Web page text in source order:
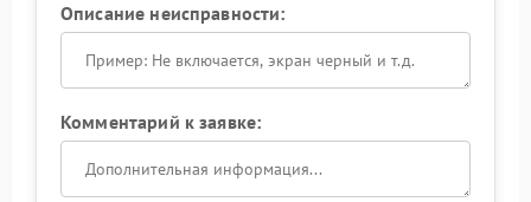
Описание неисправности:
Комментарий к заявке: